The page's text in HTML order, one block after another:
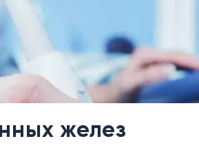
желез